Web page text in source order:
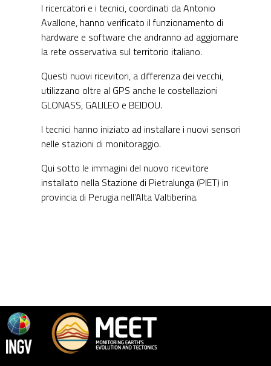
I ricercatori e i tecnici, coordinati da Antonio
Avallone, hanno verificato il funzionamento di
hardware e software che andranno ad aggiornare
la rete osservativa sul territorio italiano.
Questi nuovi ricevitori, a differenza dei vecchi,
utilizzano oltre al GPS anche le costellazioni
GLONASS, GALILEO e BEIDOU.
I tecnici hanno iniziato ad installare i nuovi sensori
nelle stazioni di monitoraggio.
Qui sotto le immagini del nuovo ricevitore
installato nella Stazione di Pietralunga (PIET) in
provincia di Perugia nell’Alta Valtiberina.